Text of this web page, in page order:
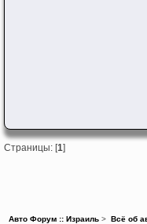
Страницы: [1]
Авто Форум :: Израиль > Всё об